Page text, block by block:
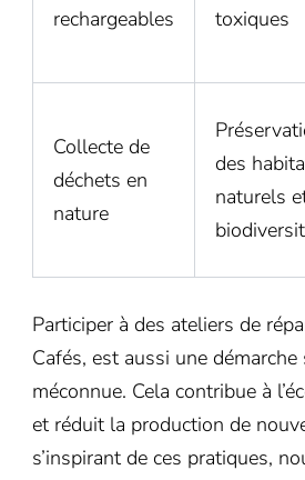
rechargeables
toxiques
Collecte de
déchets en
nature
des
naturels
Participer à des ateliers de
Cafés, est aussi une
méconnue. Cela contribue à
et réduit la production de
s’inspirant de ces pratiques,